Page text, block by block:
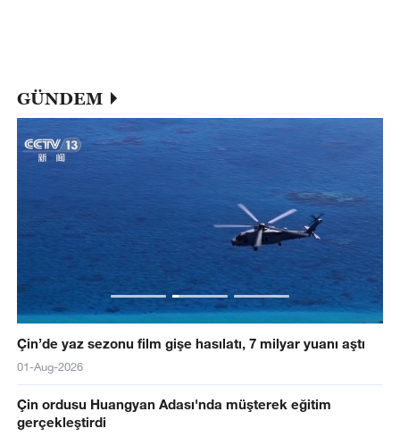
GÜNDEM
Çin’de yaz sezonu film gişe hasılatı, 7 milyar yuanı aştı
01-Aug-2026
Çin ordusu Huangyan Adası'nda müşterek eğitim
gerçekleştirdi